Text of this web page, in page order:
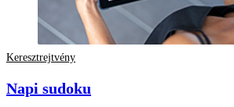
Keresztrejtvény
Napi sudoku